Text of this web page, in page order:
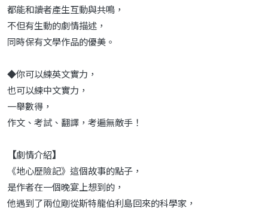
都能和讀者產生互動與共鳴 ，
不但有生動的劇情描述，
同時保有文學作品的優美。
◆你可以練英文實力，
也可以練中文實力，
一舉數得，
作文、考試、翻譯，考遍無敵手！
【劇情介紹】
《地心歷險記》這個故事的點子，
是作者在一個晚宴上想到的，
他遇到了兩位剛從斯特龍伯利島回來的科學家，